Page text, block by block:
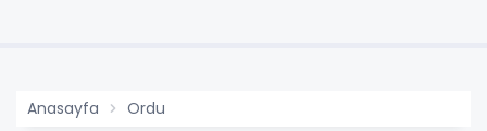
Anasayfa Ordu